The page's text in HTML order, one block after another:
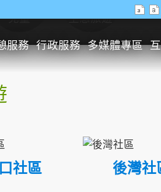
服務 行政服務 多媒體專區
兒童 生態旅遊
社區 後灣社